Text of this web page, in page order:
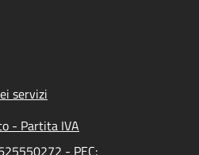
servizi
- Partita IVA
- PEC: